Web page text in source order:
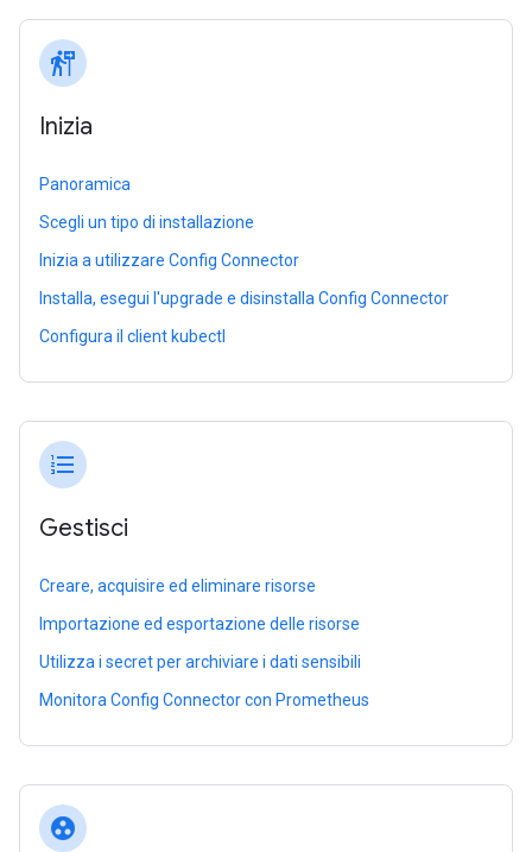
follow_the_signs
Inizia
Panoramica
Scegli un tipo di installazione
Inizia a utilizzare Config Connector
Installa, esegui l'upgrade e disinstalla Config Connector
Configura il client kubectl
format_list_numbered
Gestisci
Creare, acquisire ed eliminare risorse
Importazione ed esportazione delle risorse
Utilizza i secret per archiviare i dati sensibili
Monitora Config Connector con Prometheus
group_work